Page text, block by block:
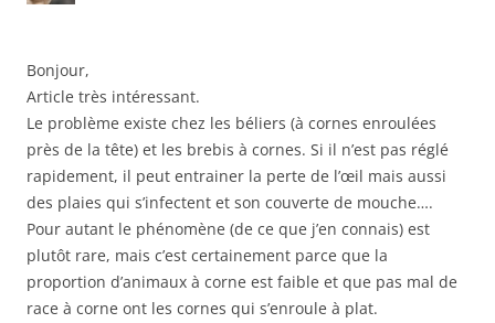
Bonjour,
Article très intéressant.
Le problème existe chez les béliers (à cornes enroulées
près de la tête) et les brebis à cornes. Si il n’est pas réglé
rapidement, il peut entrainer la perte de l’œil mais aussi
des plaies qui s’infectent et son couverte de mouche….
Pour autant le phénomène (de ce que j’en connais) est
plutôt rare, mais c’est certainement parce que la
proportion d’animaux à corne est faible et que pas mal de
race à corne ont les cornes qui s’enroule à plat.